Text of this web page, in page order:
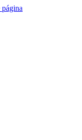
página